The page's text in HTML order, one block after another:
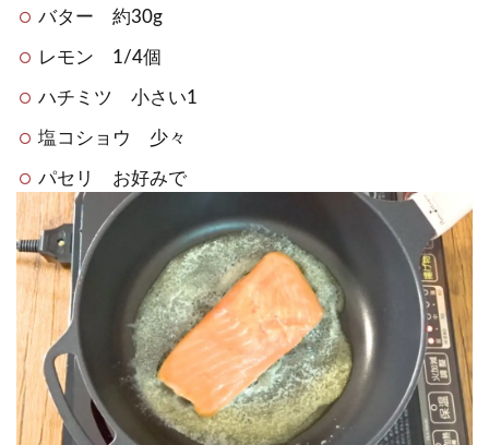
バター 約30g
レモン 1/4個
ハチミツ 小さい1
塩コショウ 少々
パセリ お好みで